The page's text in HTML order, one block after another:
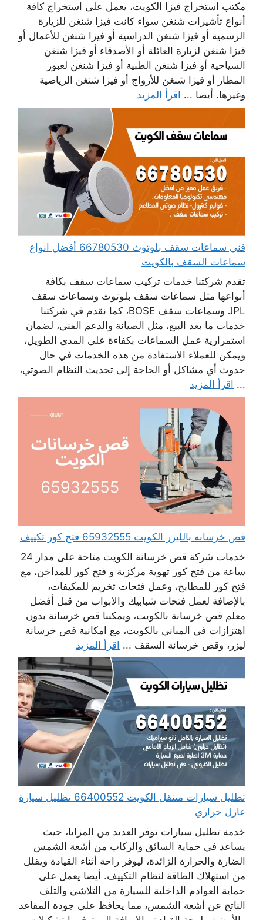
مكتب استخراج فيزا الكويت، يعمل على استخراج كافة
أنواع تأشيرات شنغن سواء كانت فيزا شنغن للزيارة
الرسمية أو فيزا شنغن الدراسية أو فيزا شنغن للأعمال أو
فيزا شنغن لزيارة العائلة أو الأصدقاء أو فيزا شنغن
السياحية أو فيزا شنغن الطبية أو فيزا شنغن لعبور
المطار أو فيزا شنغن للأزواج أو فيزا شنغن الرياضية
وغيرها. أيضا ... اقرأ المزيد
فني سماعات سقف بلوتوث 66780530 أفضل انواع
سماعات السقف بالكويت
تقدم شركتنا خدمات تركيب سماعات سقف بكافة
أنواعها مثل سماعات سقف بلوتوث وسماعات سقف
JPL وسماعات سقف BOSE، كما نقدم في شركتنا
خدمات ما بعد البيع، مثل الصيانة والدعم الفني، لضمان
استمرارية عمل السماعات بكفاءة على المدى الطويل،
ويمكن للعملاء الاستفادة من هذه الخدمات في حال
حدوث أي مشاكل أو الحاجة إلى تحديث النظام الصوتي،
... اقرأ المزيد
قص خرسانه بالليزر الكويت 65932555 فتح كور تكييف
خدمات شركة قص خرسانة الكويت متاحة على مدار 24
ساعة من فتح كور تهوية مركزية و فتح كور للمداخن، مع
فتح كور للمطابخ، وعمل فتحات تخريم للمكيفات،
بالإضافة لعمل فتحات شبابيك والابواب من قبل أفضل
معلم قص خرسانة بالكويت، ويمكننا قص خرسانة بدون
اهتزازات في المباني بالكويت، مع امكانية قص خرسانة
ليزر، وقص خرسانة السقف ... اقرأ المزيد
تظليل سيارات متنقل الكويت 66400552 تظليل سيارة
عازل حراري
خدمة تظليل سيارات توفر العديد من المزايا، حيث
يساعد في حماية السائق والركاب من أشعة الشمس
الضارة والحرارة الزائدة، ليوفر راحة أثناء القيادة ويقلل
من استهلاك الطاقة لنظام التكييف. أيضا يعمل على
حماية العوادم الداخلية للسيارة من التلاشي والتلف
الناتج عن أشعة الشمس، مما يحافظ على جودة المقاعد